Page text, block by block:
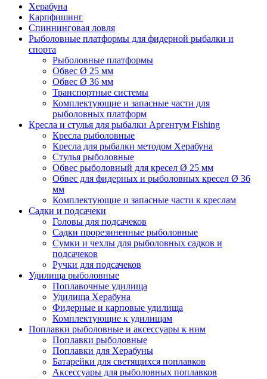
Херабуна
Карпфишинг
Спиннинговая ловля
Рыболовные платформы для фидерной рыбалки и
спорта
Рыболовные платформы
Обвес Ø 25 мм
Обвес Ø 36 мм
Транспортные системы
Комплектующие и запасные части для
рыболовных платформ
Кресла и стулья для рыбалки Аргентум Fishing
Кресла рыболовные
Кресла для рыбалки методом Херабуна
Стулья рыболовные
Обвес рыболовный для кресел Ø 25 мм
Обвес для фидерных и рыболовных кресел Ø 36
мм
Комплектующие и запасные части к креслам
Садки и подсачеки
Головы для подсачеков
Садки прорезиненные рыболовные
Сумки и чехлы для рыболовных садков и
подсачеков
Ручки для подсачеков
Удилища рыболовные
Поплавочные удилища
Удилища Херабуна
Фидерные и карповые удилища
Комплектующие к удилищам
Поплавки рыболовные и аксессуары к ним
Поплавки рыболовные
Поплавки для Херабуны
Батарейки для светящихся поплавков
Аксессуары для рыболовных поплавков